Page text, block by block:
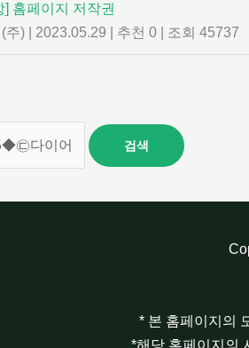
] 홈페이지 저작권
주)
2023.05.29 추천 0 조회 45737
검색
* 본 홈페이지의
*해당 홈페이지의